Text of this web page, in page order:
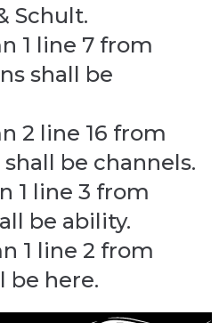
Schult.
1 line 7 from
shall be
2 line 16 from
be channels.
1 line 3 from
be ability.
1 line 2 from
be here.